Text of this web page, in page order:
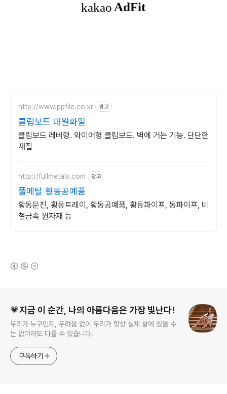
http://www.ppfile.co.kr 광고
클립보드 대원화일
클립보드 레버형. 와이어형 클립보드. 벽에 거는 기능. 단단한
재질
http://fullmetals.com 광고
풀메탈 황동공예품
황동문진, 황동트레이, 황동공예품, 황동파이프, 동파이프, 비
철금속 원자재 등
💗지금 이 순간, 나의 아름다움은 가장 빛난다!
우리가 누구인지, 두려움 없이 우리가 항상 실제 삶에 있을 수
는 없더라도 다를 수 있습니다.
구독하기